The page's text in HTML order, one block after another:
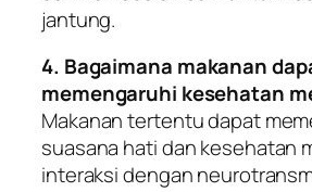
jantung.
4. Bagaimana makanan
memengaruhi kesehatan
Makanan tertentu dapat
suasana hati dan kesehatan
interaksi dengan